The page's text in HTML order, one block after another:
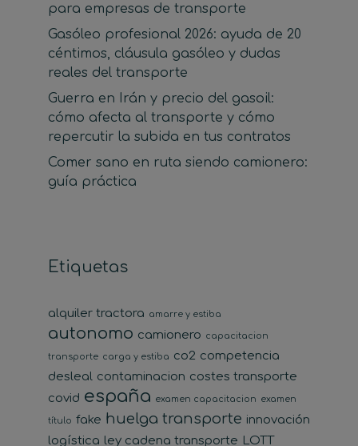
para empresas de transporte
Gasóleo profesional 2026: ayuda de 20
céntimos, cláusula gasóleo y dudas
reales del transporte
Guerra en Irán y precio del gasoil:
cómo afecta al transporte y cómo
repercutir la subida en tus contratos
Comer sano en ruta siendo camionero:
guía práctica
Etiquetas
alquiler tractora amarre y estiba
autonomo camionero capacitacion
transporte carga y estiba co2 competencia
desleal contaminacion costes transporte
covid españa examen capacitacion examen
título fake huelga transporte innovación
logística ley cadena transporte LOTT